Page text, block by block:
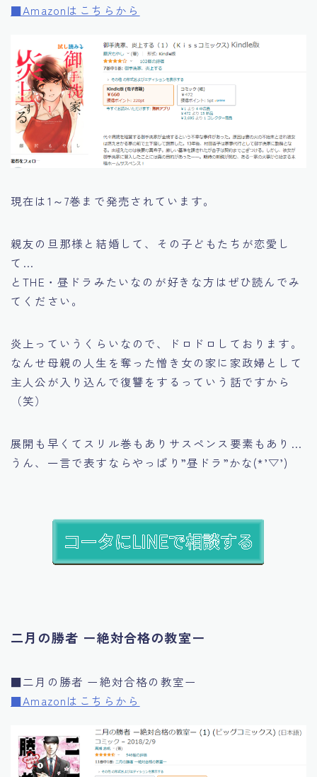
■Amazonはこちらから
現在は1～7巻まで発売されています。
親友の旦那様と結婚して、その子どもたちが恋愛し
て…
とTHE・昼ドラみたいなのが好きな方はぜひ読んでみ
てください。
炎上っていうくらいなので、ドロドロしております。
なんせ母親の人生を奪った憎き女の家に家政婦として
主人公が入り込んで復讐をするっていう話ですから
（笑）
展開も早くてスリル巻もありサスペンス要素もあり…
うん、一言で表すならやっぱり”昼ドラ”かな(*’▽’)
二月の勝者 ー絶対合格の教室ー
■二月の勝者 ー絶対合格の教室ー
■Amazonはこちらから